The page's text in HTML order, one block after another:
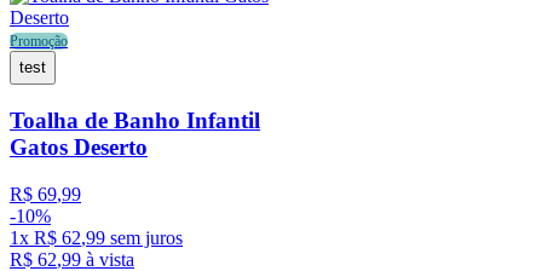
Promoção
test
Toalha de Banho Infantil
Gatos Deserto
R$ 69,99
-10%
1x R$ 62,99 sem juros
R$ 62,99 à vista